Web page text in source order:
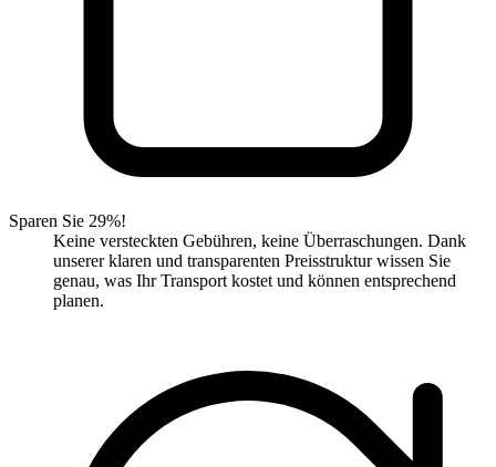
Sparen Sie 29%!
Keine versteckten Gebühren, keine Überraschungen. Dank
unserer klaren und transparenten Preisstruktur wissen Sie
genau, was Ihr Transport kostet und können entsprechend
planen.